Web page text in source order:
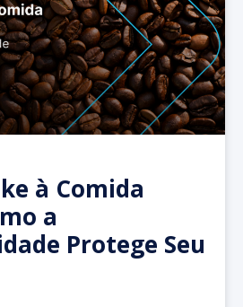
à Comida
a
Protege Seu